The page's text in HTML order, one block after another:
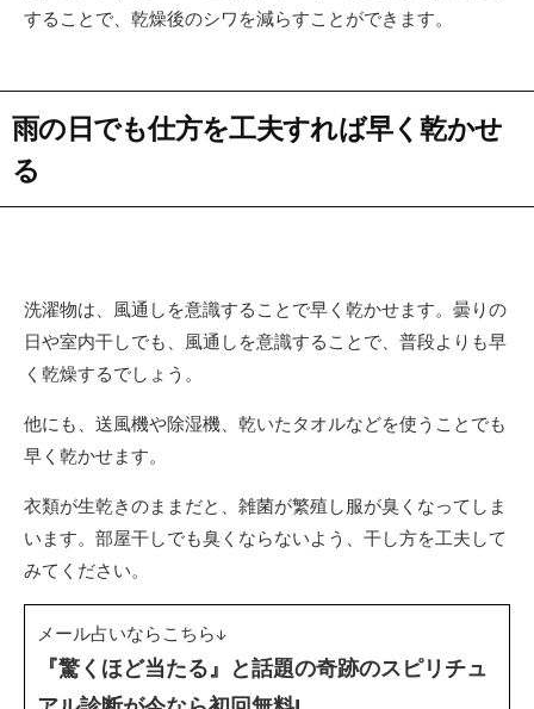
することで、乾燥後のシワを減らすことができます。
雨の日でも仕方を工夫すれば早く乾かせ
る
洗濯物は、風通しを意識することで早く乾かせます。曇りの
日や室内干しでも、風通しを意識することで、普段よりも早
く乾燥するでしょう。
他にも、送風機や除湿機、乾いたタオルなどを使うことでも
早く乾かせます。
衣類が生乾きのままだと、雑菌が繁殖し服が臭くなってしま
います。部屋干しでも臭くならないよう、干し方を工夫して
みてください。
メール占いならこちら↓
『驚くほど当たる』と話題の奇跡のスピリチュ